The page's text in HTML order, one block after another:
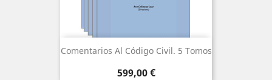
Comentarios Al Código Civil. 5 Tomos
Precio
599,00 €